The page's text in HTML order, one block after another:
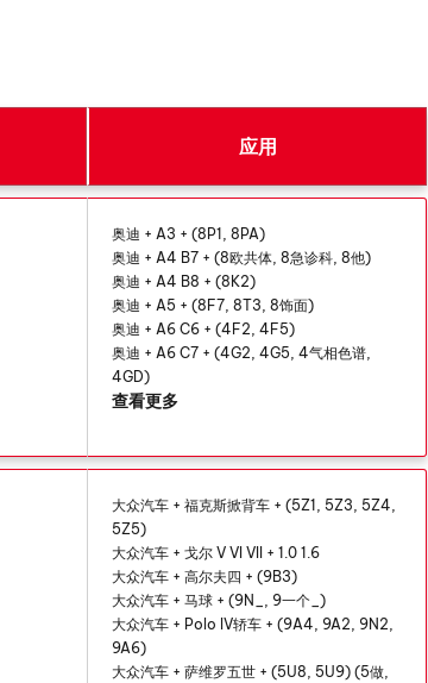
应用
奥迪 + A3 + (8P1, 8PA)
奥迪 + A4 B7 + (8欧共体, 8急诊科, 8他)
奥迪 + A4 B8 + (8K2)
奥迪 + A5 + (8F7, 8T3, 8饰面)
奥迪 + A6 C6 + (4F2, 4F5)
奥迪 +A6 C7 + (4G2, 4G5, 4气相色谱,
4GD)
查看更多
大众汽车 + 福克斯掀背车 + (5Z1, 5Z3, 5Z4,
5Z5)
大众汽车 + 戈尔 V VI VII + 1.0 1.6
大众汽车 + 高尔夫四 + (9B3)
大众汽车 + 马球 + (9N_, 9一个_)
大众汽车 + Polo IV轿车 + (9A4, 9A2, 9N2,
9A6)
大众汽车 + 萨维罗五世 + (5U8, 5U9) (5做,